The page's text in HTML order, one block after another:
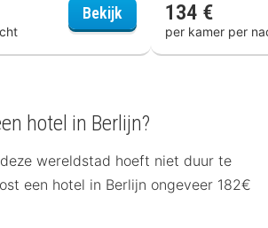
Bekijk Hotel Moa Berlin
134 €
per kamer per
hotel in Berlijn?
wereldstad hoeft niet duur te
een hotel in Berlijn ongeveer 182€